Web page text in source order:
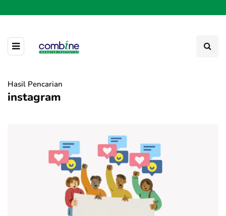
Hasil Pencarian
instagram